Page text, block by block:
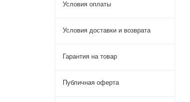
Условия оплаты
Условия доставки и возврата
Гарантия на товар
Публичная оферта